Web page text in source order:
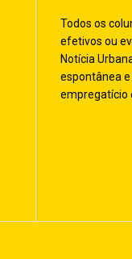
Todos os
efetivos ou
Notícia
espontânea
empregatício